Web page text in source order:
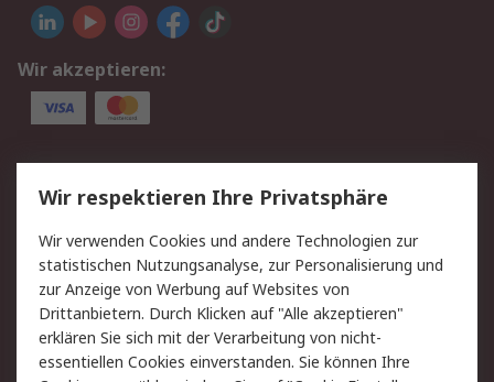
Wir akzeptieren:
Service
Value Added Services
Lieferlösungen
Rücksendungen
Kontakt
Hilfe
Privatkunden
Rechtliches
AGB
Datenschutz
Wir respektieren Ihre Privatsphäre
Wir verwenden Cookies und andere Technologien zur
statistischen Nutzungsanalyse, zur Personalisierung und
zur Anzeige von Werbung auf Websites von
Drittanbietern. Durch Klicken auf "Alle akzeptieren"
erklären Sie sich mit der Verarbeitung von nicht-
essentiellen Cookies einverstanden. Sie können Ihre